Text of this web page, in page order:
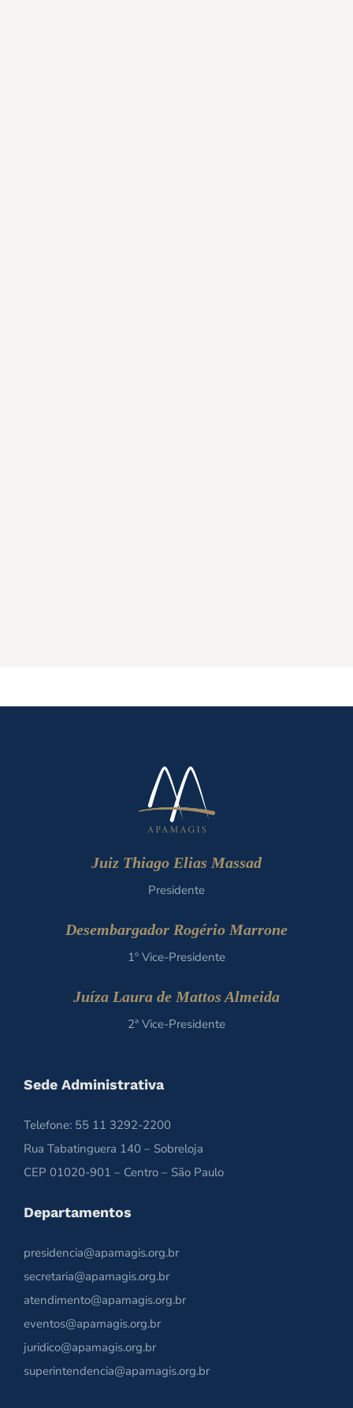
Juiz Thiago Elias Massad
Presidente
Desembargador Rogério Marrone
1º Vice-Presidente
Juíza Laura de Mattos Almeida
2ª Vice-Presidente
Sede Administrativa
Telefone: 55 11 3292-2200
Rua Tabatinguera 140 – Sobreloja
CEP 01020-901 – Centro – São Paulo
Departamentos
presidencia@apamagis.org.br
secretaria@apamagis.org.br
atendimento@apamagis.org.br
eventos@apamagis.org.br
juridico@apamagis.org.br
superintendencia@apamagis.org.br